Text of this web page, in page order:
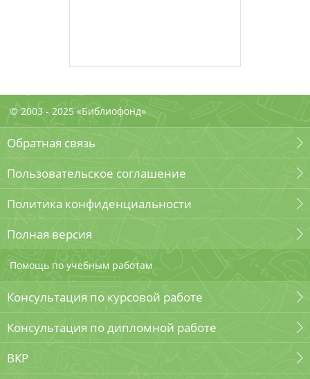
© 2003 - 2025 «Библиофонд»
Обратная связь
Пользовательское соглашение
Политика конфиденциальности
Полная версия
Помощь по учебным работам
Консультация по курсовой работе
Консультация по дипломной работе
ВКР